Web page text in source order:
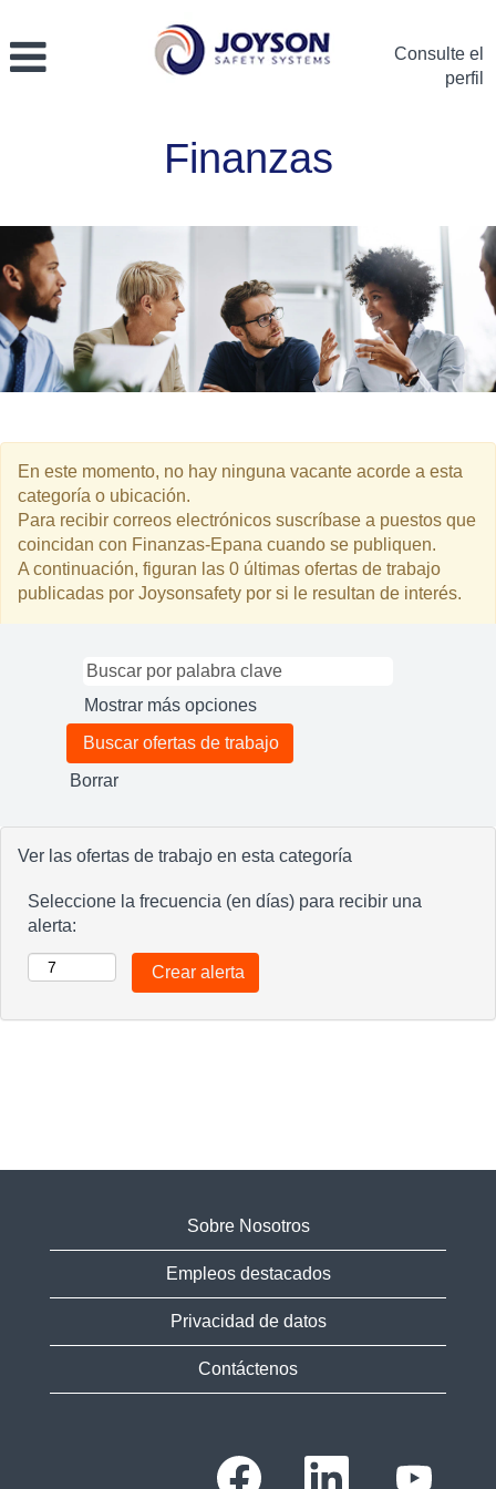
Consulte el
perfil
Finanzas
En este momento, no hay ninguna vacante acorde a esta
categoría o ubicación.
Para recibir correos electrónicos suscríbase a puestos que
coincidan con Finanzas-Epana cuando se publiquen.
A continuación, figuran las 0 últimas ofertas de trabajo
publicadas por Joysonsafety por si le resultan de interés.
Mostrar más opciones
Borrar
Ver las ofertas de trabajo en esta categoría
Seleccione la frecuencia (en días) para recibir una
alerta:
Sobre Nosotros
Empleos destacados
Privacidad de datos
Contáctenos
S
e
S